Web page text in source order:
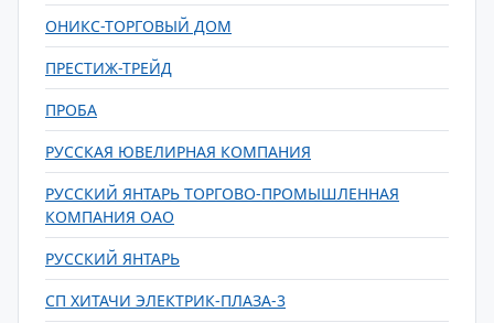
ОНИКС-ТОРГОВЫЙ ДОМ
ПРЕСТИЖ-ТРЕЙД
ПРОБА
РУССКАЯ ЮВЕЛИРНАЯ КОМПАНИЯ
РУССКИЙ ЯНТАРЬ ТОРГОВО-ПРОМЫШЛЕННАЯ
КОМПАНИЯ ОАО
РУССКИЙ ЯНТАРЬ
СП ХИТАЧИ ЭЛЕКТРИК-ПЛАЗА-3